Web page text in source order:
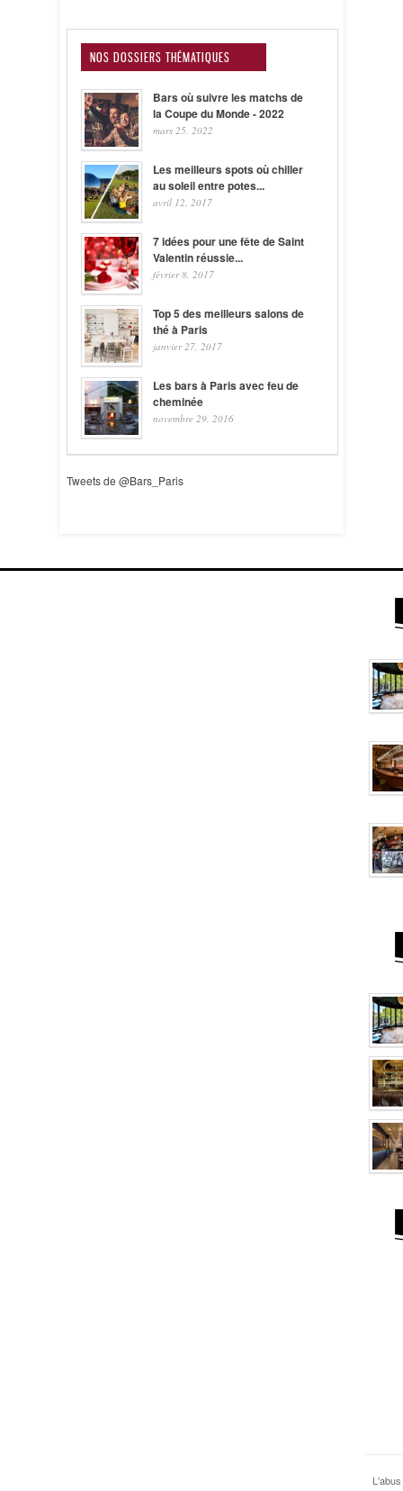
NOS DOSSIERS THÉMATIQUES
Bars où suivre les matchs de
la Coupe du Monde - 2022
mars 25, 2022
Les meilleurs spots où chiller
au soleil entre potes...
avril 12, 2017
7 idées pour une fête de Saint
Valentin réussie...
février 8, 2017
Top 5 des meilleurs salons de
thé à Paris
janvier 27, 2017
Les bars à Paris avec feu de
cheminée
novembre 29, 2016
Tweets de @Bars_Paris